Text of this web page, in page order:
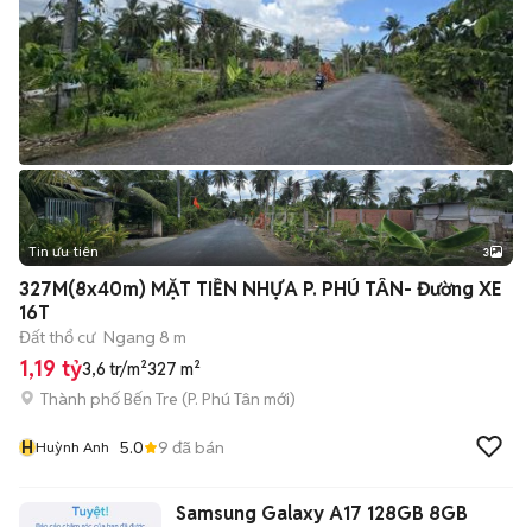
Tin ưu tiên 3
327M(8x40m) MẶT TIỀN NHỰA P. PHÚ TÂN- Đường XE
16T
Đất thổ cư Ngang 8 m
1,19 tỷ3,6 tr/m²327 m²
Thành phố Bến Tre (P. Phú Tân mới)
HHuỳnh Anh 5.0 9 đã bán
Samsung Galaxy A17 128GB 8GB